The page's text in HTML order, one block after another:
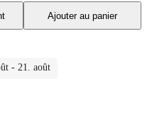
Ajouter au panier
- 21. août